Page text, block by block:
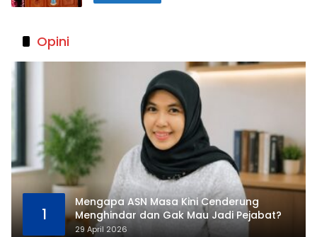
Opini
1
Mengapa ASN Masa Kini Cenderung
Menghindar dan Gak Mau Jadi Pejabat?
29 April 2026